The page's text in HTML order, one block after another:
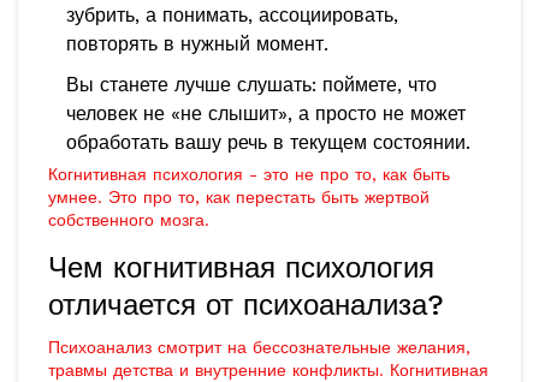
зубрить, а понимать, ассоциировать,
повторять в нужный момент.
Вы станете лучше слушать: поймете, что
человек не «не слышит», а просто не может
обработать вашу речь в текущем состоянии.
Когнитивная психология - это не про то, как быть
умнее. Это про то, как перестать быть жертвой
собственного мозга.
Чем когнитивная психология
отличается от психоанализа?
Психоанализ смотрит на бессознательные желания,
травмы детства и внутренние конфликты. Когнитивная